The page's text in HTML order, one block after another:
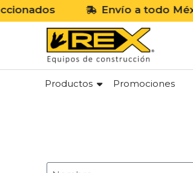
Envío a todo México
Productos Promociones